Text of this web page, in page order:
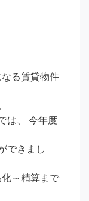
る賃貸物件
は、 今年度
できまし
～精算まで